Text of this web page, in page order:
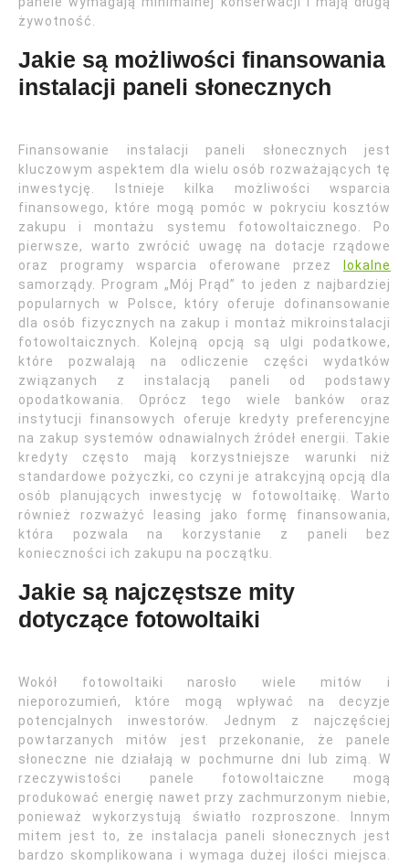
żywotność.
Jakie są możliwości finansowania
instalacji paneli słonecznych
Finansowanie instalacji paneli słonecznych jest
kluczowym aspektem dla wielu osób rozważających tę
inwestycję. Istnieje kilka możliwości wsparcia
finansowego, które mogą pomóc w pokryciu kosztów
zakupu i montażu systemu fotowoltaicznego. Po
pierwsze, warto zwrócić uwagę na dotacje rządowe
oraz programy wsparcia oferowane przez
lokalne
samorządy. Program „Mój Prąd” to jeden z najbardziej
popularnych w Polsce, który oferuje dofinansowanie
dla osób fizycznych na zakup i montaż mikroinstalacji
fotowoltaicznych. Kolejną opcją są ulgi podatkowe,
które pozwalają na odliczenie części wydatków
związanych z instalacją paneli od podstawy
opodatkowania. Oprócz tego wiele banków oraz
instytucji finansowych oferuje kredyty preferencyjne
na zakup systemów odnawialnych źródeł energii. Takie
kredyty często mają korzystniejsze warunki niż
standardowe pożyczki, co czyni je atrakcyjną opcją dla
osób planujących inwestycję w fotowoltaikę. Warto
również rozważyć leasing jako formę finansowania,
która pozwala na korzystanie z paneli bez
konieczności ich zakupu na początku.
Jakie są najczęstsze mity
dotyczące fotowoltaiki
Wokół fotowoltaiki narosło wiele mitów i
nieporozumień, które mogą wpływać na decyzje
potencjalnych inwestorów. Jednym z najczęściej
powtarzanych mitów jest przekonanie, że panele
słoneczne nie działają w pochmurne dni lub zimą. W
rzeczywistości panele fotowoltaiczne mogą
produkować energię nawet przy zachmurzonym niebie,
ponieważ wykorzystują światło rozproszone. Innym
mitem jest to, że instalacja paneli słonecznych jest
bardzo skomplikowana i wymaga dużej ilości miejsca.